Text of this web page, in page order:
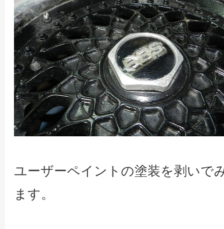
ユーザーペイントの塗装を剥いで
ます。